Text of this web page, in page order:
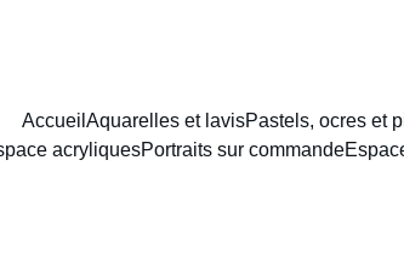
Accueil Aquarelles et lavisPastels, ocres et
acryliquesPortraits sur commande